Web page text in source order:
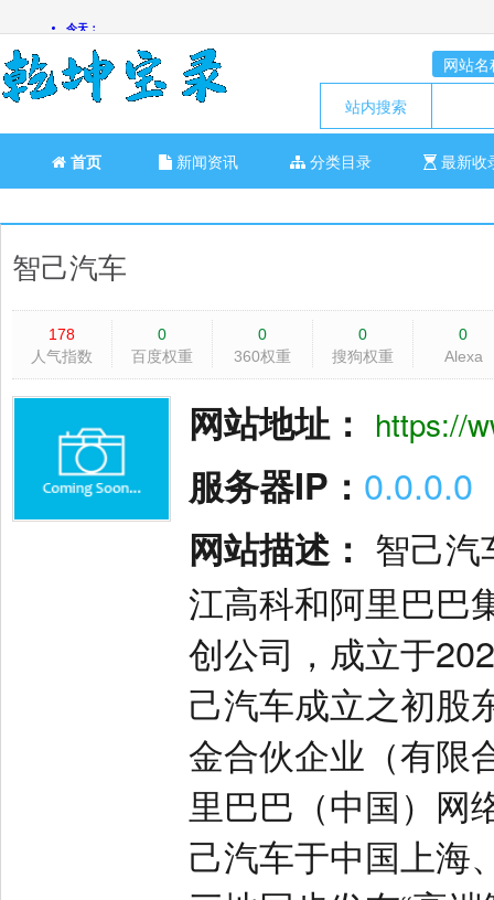
网站名
站内搜索
首页 新闻资讯 分类目录 最新收
智己汽车
178
人气指数
0
百度权重
0
360权重
0
搜狗权重
0
Alexa
网站地址： https://
服务器IP： 0.0.0.0
网站描述： 智己汽
江高科和阿里巴巴
创公司，成立于
己汽车成立之初股
金合伙企业（有限
里巴巴（中国）网
己汽车于中国上海